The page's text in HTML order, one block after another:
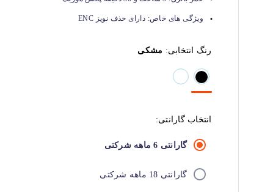
ویژگی های خاص: دارای حذف نویز ENC
رنگ انتخابی: مشکی
انتخاب گارانتی:
گارانتی 6 ماهه شرکتی
گارانتی 18 ماهه شرکتی